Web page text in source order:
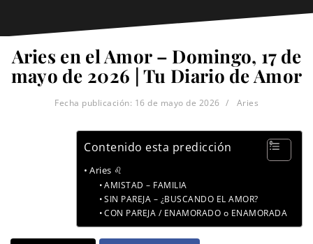
Aries en el Amor – Domingo, 17 de
mayo de 2026 | Tu Diario de Amor
Fecha publicación: 16 de mayo de 2026 Aries
Contenido esta predicción
Aries ♌
AMISTAD – FAMILIA
SIN PAREJA – ¿BUSCANDO EL AMOR?
CON PAREJA / ENAMORADO o ENAMORADA